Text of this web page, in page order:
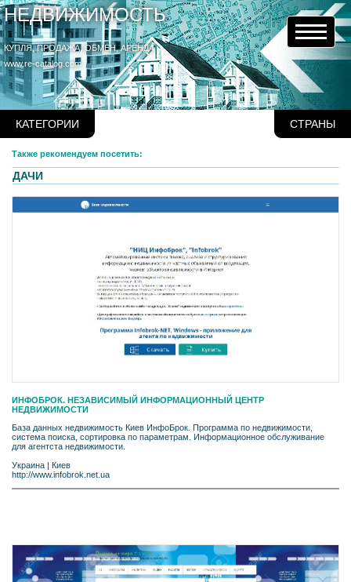
НЕДВИЖИМОСТЬ
КУПЛЯ, ПРОДАЖА, ОБМЕН, АРЕНДА
www.re-catalog.com
КАТЕГОРИИ СТРАНЫ
Также рекомендуем посетить:
ДАЧИ
ИНФОБРОК. НЕЗАВИСИМЫЙ ИНФОРМАЦИОННЫЙ ЦЕНТР
НЕДВИЖИМОСТИ
База данных недвижимость Киев ИнфоБрок. Программа по недвижимости,
система поиска, сортировка по параметрам. Информационное обслуживание
для агентста недвижимости.
Украина
Киев
http://www.infobrok.net.ua